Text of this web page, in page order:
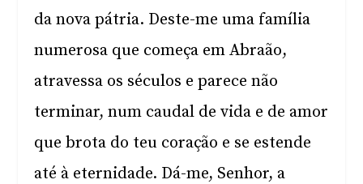
da nova pátria. Deste-me uma família
numerosa que começa em Abraão,
atravessa os séculos e parece não
terminar, num caudal de vida e de amor
que brota do teu coração e se estende
até à eternidade. Dá-me, Senhor, a